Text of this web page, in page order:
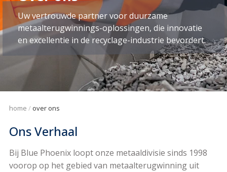
Uw vertrouwde partner voor duurzame
metaalterugwinnings-oplossingen, die innovatie
en excellentie in de recyclage-industrie bevordert.
home over ons
Ons Verhaal
Bij Blue Phoenix loopt onze metaaldivisie sinds 1998
voorop op het gebied van metaalterugwinning uit